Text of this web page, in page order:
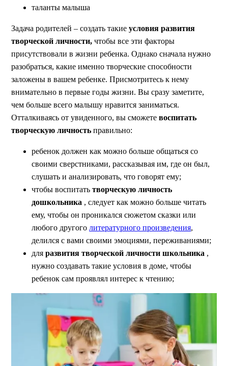
таланты малыша
Задача родителей – создать такие условия развития
творческой личности, чтобы все эти факторы
присутствовали в жизни ребенка. Однако сначала нужно
разобраться, какие именно творческие способности
заложены в вашем ребенке. Присмотритесь к нему
внимательно в первые годы жизни. Вы сразу заметите,
чем больше всего малышу нравится заниматься.
Отталкиваясь от увиденного, вы сможете воспитать
творческую личность правильно:
ребенок должен как можно больше общаться со
своими сверстниками, рассказывая им, где он был,
слушать и анализировать, что говорят ему;
чтобы воспитать творческую личность
дошкольника , следует как можно больше читать
ему, чтобы он проникался сюжетом сказки или
любого другого литературного произведения,
делился с вами своими эмоциями, переживаниями;
для развития творческой личности школьника ,
нужно создавать такие условия в доме, чтобы
ребенок сам проявлял интерес к чтению;